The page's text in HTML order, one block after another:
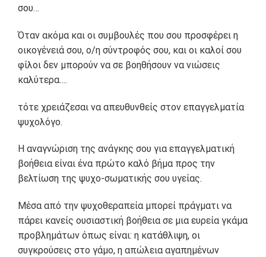
σου…
Όταν ακόμα και οι συμβουλές που σου προσφέρει η
οικογένειά σου, ο/η σύντροφός σου, και οι καλοί σου
φίλοι δεν μπορούν να σε βοηθήσουν να νιώσεις
καλύτερα….
τότε χρειάζεσαι να απευθυνθείς στον επαγγελματία
ψυχολόγο.
Η αναγνώριση της ανάγκης σου για επαγγελματική
βοήθεια είναι ένα πρώτο καλό βήμα προς την
βελτίωση της ψυχο-σωματικής σου υγείας.
Μέσα από την ψυχοθεραπεία μπορεί πράγματι να
πάρει κανείς ουσιαστική βοήθεια σε μια ευρεία γκάμα
προβλημάτων όπως είναι: η κατάθλιψη, οι
συγκρούσεις στο γάμο, η απώλεια αγαπημένων